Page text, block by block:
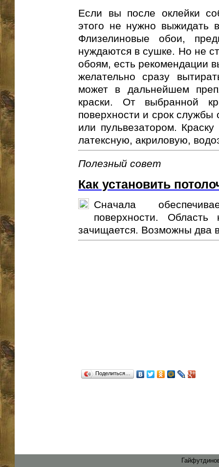
Если вы после оклейки
этого не нужно выжидать
Флизелиновые обои,
нуждаются в сушке. Но не
обоям, есть рекомендации
желательно сразу
может в дальнейшем
краски. От выбранной
поверхности и срок службы
или пульвезатором.
латексную, акриловую,
Полезный совет
Как установить
Сначала
поверхности. Область
зачищается. Возможны два
Поделиться…